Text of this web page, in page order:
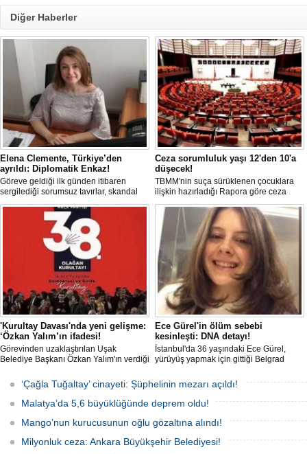
Diğer Haberler
Elena Clemente, Türkiye’den
ayrıldı: Diplomatik Enkaz!
Göreve geldiği ilk günden itibaren
sergilediği sorumsuz tavırlar, skandal
kararlar ve özellikle Türk öğrencilere
uyguladığı vize ambargosuyla tepkilerin
odağında olan İtalya’nın İstanbul
Başkonsolosu Elena Clemente’nin
Türkiye’deki görevi nihayet sona erdi.
Ceza sorumluluk yaşı 12'den 10'a
düşecek!
TBMM'nin suça sürüklenen çocuklara
ilişkin hazırladığı Rapora göre ceza
sorumluluğu yaşının; 12'den 10'a
düşürülmesi planlanıyor.
'Kurultay Davası'nda yeni gelişme:
‘Özkan Yalım’ın ifadesi!
Görevinden uzaklaştırılan Uşak
Belediye Başkanı Özkan Yalım'ın verdiği
Ece Gürel'in ölüm sebebi
kesinleşti: DNA detayı!
İstanbul'da 36 yaşındaki Ece Gürel,
yürüyüş yapmak için gittiği Belgrad
karıştı. 4 gün sonra sağ bulunan ancak
kaldırıldığı hastanede hayatını
kaybeden Ece'nin ölümüyle ilgili
soruşturma tamamlanırken, dikkat
çeken detaylar yer aldı.
‘Çağla Tuğaltay’ cinayeti: Şüphelinin mezarı açıldı!
Malatya’da 5,6 büyüklüğünde deprem oldu!
Mango’nun kurucusunun oğlu gözaltına alındı!
Milyonluk ceza: Ankara Büyükşehir Belediyesi!